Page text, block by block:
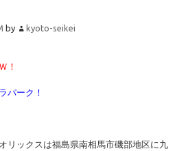
by kyoto-seikei
！
パーク！
リックスは福島県南相馬市磯部地区に九